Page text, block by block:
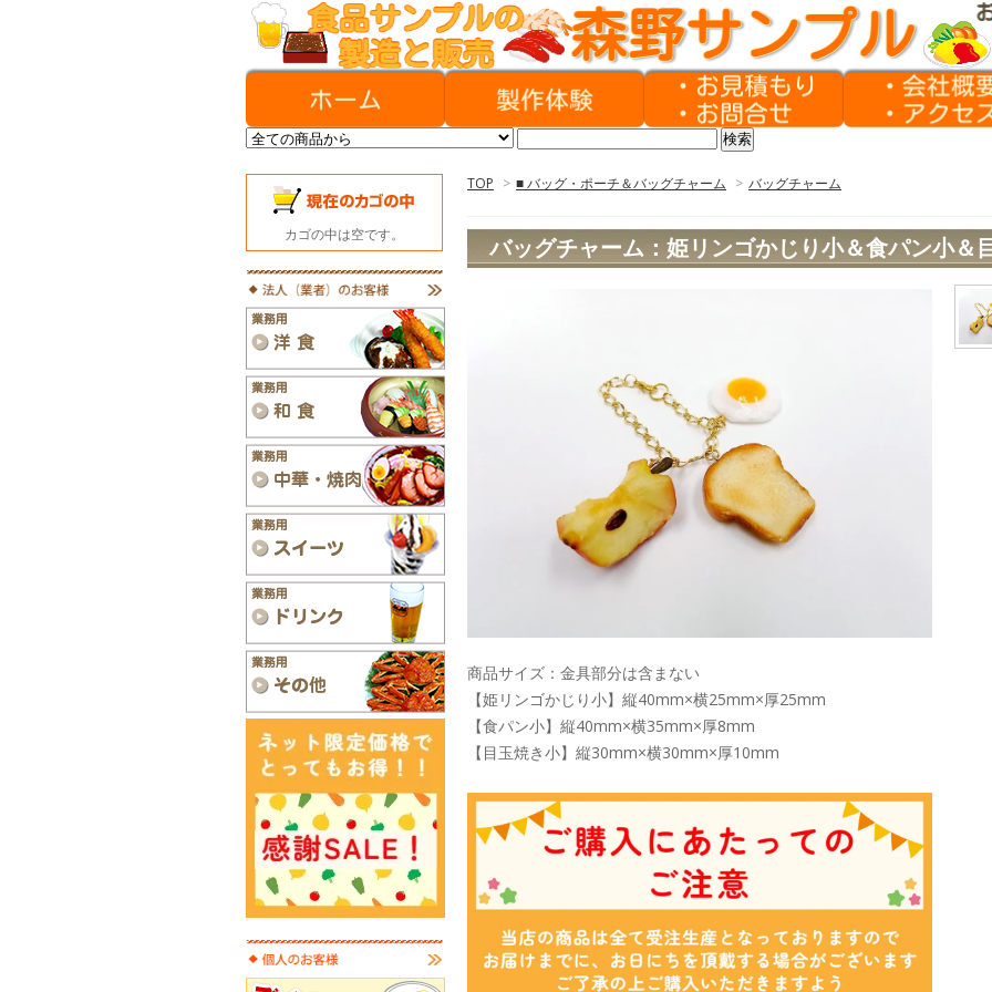
TOP > ■ バッグ・ポーチ＆バッグチャーム > バッグチャーム
バッグチャーム：姫リンゴかじり小＆食パン小＆
商品サイズ：金具部分は含まない
【姫リンゴかじり小】縦40mm×横25mm×厚25mm
【食パン小】縦40mm×横35mm×厚8mm
【目玉焼き小】縦30mm×横30mm×厚10mm
カゴの中は空です。